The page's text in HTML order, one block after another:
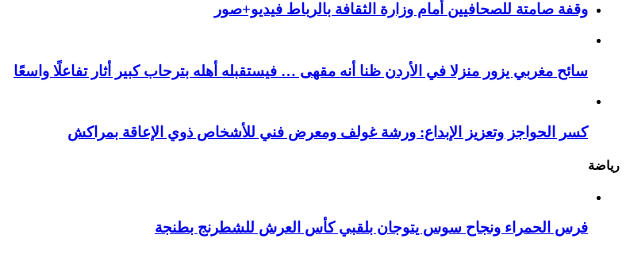
وقفة صامتة للصحافيين أمام وزارة الثقافة بالرباط فيديو+صور
سائح مغربي يزور منزلا في الأردن ظنا أنه مقهى … فيستقبله أهله بترحاب كبير أثار تفاعلًا واسعًا
كسر الحواجز وتعزيز الإبداع: ورشة غولف ومعرض فني للأشخاص ذوي الإعاقة بمراكش
رياضة
فرس الحمراء ونجاح سوس يتوجان بلقبي كأس العرش للشطرنج بطنجة